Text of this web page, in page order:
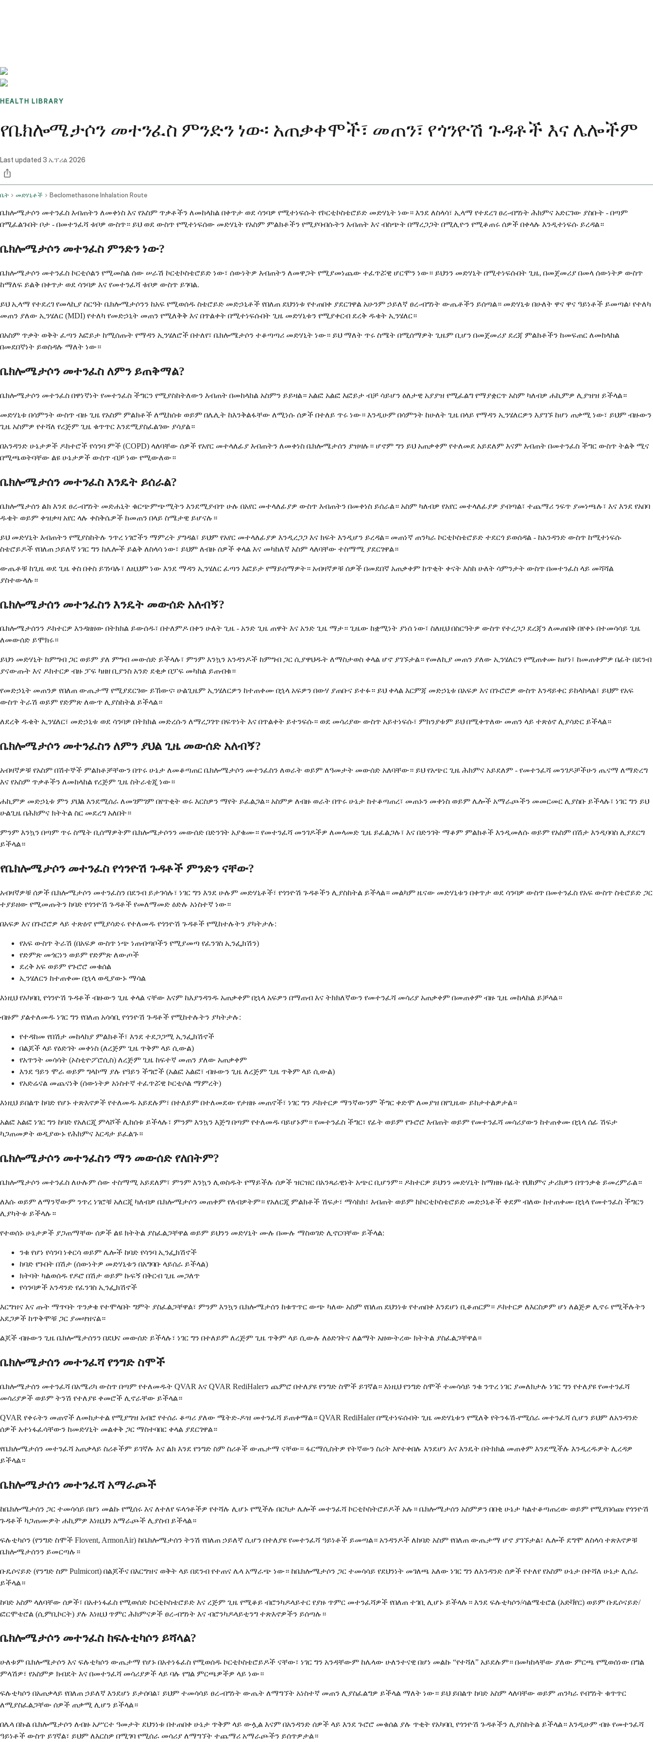
HEALTH LIBRARY
የቤክሎሜታሶን መተንፈስ ምንድን ነው፡ አጠቃቀሞች፣ መጠን፣ የጎንዮሽ ጉዳቶች እና ሌሎችም
Last updated 3 ኤፕሪል 2026
ቤት መድሃኒቶች Beclomethasone Inhalation Route
ቤክሎሜታሶን መተንፈስ እብጠትን ለመቀነስ እና የአስም ጥቃቶችን ለመከላከል በቀጥታ ወደ ሳንባዎ የሚተነፍሱት የኮርቲኮስቴሮይድ መድሃኒት ነው። እንደ ለስላሳ፣ ኢላማ የተደረገ ፀረ-ብግነት ሕክምና አድርገው ያስቡት - በጣም
በሚፈልጉበት ቦታ - በመተንፈሻ ቱቦዎ ውስጥ። ይህ ወደ ውስጥ የሚተነፍሰው መድሃኒት የአስም ምልክቶችን የሚያባብሱትን እብጠት እና ብስጭት በማረጋጋት በሚሊዮን የሚቆጠሩ ሰዎች በቀላሉ እንዲተነፍሱ ይረዳል።
ቤክሎሜታሶን መተንፈስ ምንድን ነው?
ቤክሎሜታሶን መተንፈስ ኮርቲሶልን የሚመስል ሰው ሠራሽ ኮርቲኮስቴሮይድ ነው፣ ሰውነትዎ እብጠትን ለመዋጋት የሚያመነጨው ተፈጥሯዊ ሆርሞን ነው። ይህንን መድሃኒት በሚተነፍሱበት ጊዜ, በመጀመሪያ በመላ ሰውነትዎ ውስጥ
ከማለፍ ይልቅ በቀጥታ ወደ ሳንባዎ እና የመተንፈሻ ቱቦዎ ውስጥ ይገባል.
ይህ ኢላማ የተደረገ የመላኪያ ስርዓት ቤክሎሜታሶንን ከአፍ የሚወሰዱ ስቴሮይድ መድኃኒቶች የበለጠ ደህንነቱ የተጠበቀ ያደርገዋል አሁንም ኃይለኛ ፀረ-ብግነት ውጤቶችን ይሰጣል። መድሃኒቱ በሁለት ዋና ዋና ዓይነቶች ይመጣል፡ የተለካ
መጠን ያለው ኢንሄለር (MDI) የተለካ የመድኃኒት መጠን የሚለቅቅ እና በጥልቀት በሚተነፍሱበት ጊዜ መድሃኒቱን የሚያቀርብ ደረቅ ዱቄት ኢንሄለር።
በአስም ጥቃት ወቅት ፈጣን እፎይታ ከሚሰጡት የማዳን ኢንሄለሮች በተለየ፣ ቤክሎሜታሶን ተቆጣጣሪ መድሃኒት ነው። ይህ ማለት ጥሩ ስሜት በሚሰማዎት ጊዜም ቢሆን በመጀመሪያ ደረጃ ምልክቶችን ከመፍጠር ለመከላከል
በመደበኛነት ይወስዳሉ ማለት ነው።
ቤክሎሜታሶን መተንፈስ ለምን ይጠቅማል?
ቤክሎሜታሶን መተንፈስ በዋነኛነት የመተንፈስ ችግርን የሚያስከትለውን እብጠት በመከላከል አስምን ይይዛል። አልፎ አልፎ እፎይታ ብቻ ሳይሆን ዕለታዊ አያያዝ የሚፈልግ የማያቋርጥ አስም ካለብዎ ሐኪምዎ ሊያዝዝ ይችላል።
መድሃኒቱ በሳምንት ውስጥ ብዙ ጊዜ የአስም ምልክቶች ለሚከሰቱ ወይም በሌሊት ከእንቅልፋቸው ለሚነሱ ሰዎች በተለይ ጥሩ ነው። እንዲሁም በሳምንት ከሁለት ጊዜ በላይ የማዳን ኢንሄለርዎን እያገኙ ከሆነ ጠቃሚ ነው፣ ይህም ብዙውን
ጊዜ አስምዎ የተሻለ የረጅም ጊዜ ቁጥጥር እንደሚያስፈልገው ያሳያል።
በአንዳንድ ሁኔታዎች ዶክተሮች የሳንባ ምች (COPD) ላለባቸው ሰዎች የአየር መተላለፊያ እብጠትን ለመቀነስ ቤክሎሜታሰን ያዝዛሉ። ሆኖም ግን ይህ አጠቃቀም የተለመደ አይደለም እናም እብጠት በመተንፈስ ችግር ውስጥ ትልቅ ሚና
በሚጫወትባቸው ልዩ ሁኔታዎች ውስጥ ብቻ ነው የሚውለው።
ቤክሎሜታሰን መተንፈስ እንዴት ይሰራል?
ቤክሎሜታሰን ልክ እንደ ፀረ-ብግነት መድሐኒት ቁርጭምጭሚትን እንደሚያብጥ ሁሉ በአየር መተላለፊያዎ ውስጥ እብጠትን በመቀነስ ይሰራል። አስም ካለብዎ የአየር መተላለፊያዎ ያብጣል፣ ተጨማሪ ንፍጥ ያመነጫሉ፣ እና እንደ የአበባ
ዱቄት ወይም ቀዝቃዛ አየር ላሉ ቀስቅሴዎች ከመጠን በላይ ስሜታዊ ይሆናሉ።
ይህ መድሃኒት እብጠትን የሚያስከትሉ ንጥረ ነገሮችን ማምረት ያግዳል፣ ይህም የአየር መተላለፊያዎ እንዲረጋጋ እና ክፍት እንዲሆን ይረዳል። መጠነኛ ጠንካራ ኮርቲኮስቴሮይድ ተደርጎ ይወሰዳል - ከአንዳንድ ውስጥ ከሚተነፍሱ
ስቴሮይዶች የበለጠ ኃይለኛ ነገር ግን ከሌሎች ይልቅ ለስላሳ ነው፣ ይህም ለብዙ ሰዎች ቀላል እና መካከለኛ አስም ላለባቸው ተስማሚ ያደርገዋል።
ውጤቶቹ ከጊዜ ወደ ጊዜ ቀስ በቀስ ይገነባሉ፣ ለዚህም ነው እንደ ማዳን ኢንሄለር ፈጣን እፎይታ የማይሰማዎት። አብዛኛዎቹ ሰዎች በመደበኛ አጠቃቀም ከጥቂት ቀናት እስከ ሁለት ሳምንታት ውስጥ በመተንፈስ ላይ መሻሻል
ያስተውላሉ።
ቤክሎሜታሰን መተንፈስን እንዴት መውሰድ አለብኝ?
ቤክሎሜታሰንን ዶክተርዎ እንዳዘዘው በትክክል ይውሰዱ፣ በተለምዶ በቀን ሁለት ጊዜ - አንድ ጊዜ ጠዋት እና አንድ ጊዜ ማታ። ጊዜው ከቋሚነት ያነሰ ነው፣ ስለዚህ በስርዓትዎ ውስጥ የተረጋጋ ደረጃን ለመጠበቅ በየቀኑ በተመሳሳይ ጊዜ
ለመውሰድ ይሞክሩ።
ይህን መድሃኒት ከምግብ ጋር ወይም ያለ ምግብ መውሰድ ይችላሉ፣ ምንም እንኳን አንዳንዶች ከምግብ ጋር ሲያዋህዱት ለማስታወስ ቀላል ሆኖ ያገኙታል። የመለኪያ መጠን ያለው ኢንሄለርን የሚጠቀሙ ከሆነ፣ ከመጠቀምዎ በፊት በደንብ
ያናውጡት እና ዶክተርዎ ብዙ ፓፍ ካዘዘ ቢያንስ አንድ ደቂቃ በፓፍ መካከል ይጠብቁ።
የመድኃኒት መጠንዎ የበለጠ ውጤታማ የሚያደርገው ይኸውና፡ ሁልጊዜም ኢንሄለርዎን ከተጠቀሙ በኋላ አፍዎን በውሃ ያጠቡና ይተፉ። ይህ ቀላል እርምጃ መድኃኒቱ በአፍዎ እና በጉሮሮዎ ውስጥ እንዳይቀር ይከላከላል፣ ይህም የአፍ
ውስጥ ትራሽ ወይም የድምጽ ለውጥ ሊያስከትል ይችላል።
ለደረቅ ዱቄት ኢንሄለር፣ መድኃኒቱ ወደ ሳንባዎ በትክክል መድረሱን ለማረጋገጥ በፍጥነት እና በጥልቀት ይተንፍሱ። ወደ መሳሪያው ውስጥ አይተነፍሱ፣ ምክንያቱም ይህ በሚቀጥለው መጠን ላይ ተጽዕኖ ሊያሳድር ይችላል።
ቤክሎሜታሶን መተንፈስን ለምን ያህል ጊዜ መውሰድ አለብኝ?
አብዛኛዎቹ የአስም በሽተኞች ምልክቶቻቸውን በጥሩ ሁኔታ ለመቆጣጠር ቤክሎሜታሶን መተንፈስን ለወራት ወይም ለዓመታት መውሰድ አለባቸው። ይህ የአጭር ጊዜ ሕክምና አይደለም - የመተንፈሻ መንገዶቻችሁን ጤናማ ለማድረግ
እና የአስም ጥቃቶችን ለመከላከል የረጅም ጊዜ ስትራቴጂ ነው።
ሐኪምዎ መድኃኒቱ ምን ያህል እንደሚሰራ ለመገምገም በየጥቂት ወሩ እርስዎን ማየት ይፈልጋል። አስምዎ ለብዙ ወራት በጥሩ ሁኔታ ከተቆጣጠረ፣ መጠኑን መቀነስ ወይም ሌሎች አማራጮችን መመርመር ሊያስቡ ይችላሉ፣ ነገር ግን ይህ
ሁልጊዜ በሕክምና ክትትል ስር መደረግ አለበት።
ምንም እንኳን በጣም ጥሩ ስሜት ቢሰማዎትም ቤክሎሜታሶንን መውሰድ በድንገት አያቁሙ። የመተንፈሻ መንገዶችዎ ለመላመድ ጊዜ ይፈልጋሉ፣ እና በድንገት ማቆም ምልክቶች እንዲመለሱ ወይም የአስም በሽታ እንዲባባስ ሊያደርግ
ይችላል።
የቤክሎሜታሶን መተንፈስ የጎንዮሽ ጉዳቶች ምንድን ናቸው?
አብዛኛዎቹ ሰዎች ቤክሎሜታሶን መተንፈስን በደንብ ይታገሳሉ፣ ነገር ግን እንደ ሁሉም መድሃኒቶች፣ የጎንዮሽ ጉዳቶችን ሊያስከትል ይችላል። መልካም ዜናው መድሃኒቱን በቀጥታ ወደ ሳንባዎ ውስጥ በመተንፈስ የአፍ ውስጥ ስቴሮይድ ጋር
ተያይዘው የሚመጡትን ከባድ የጎንዮሽ ጉዳቶች የመለማመድ ዕድሉ አነስተኛ ነው።
በአፍዎ እና በጉሮሮዎ ላይ ተጽዕኖ የሚያሳድሩ የተለመዱ የጎንዮሽ ጉዳቶች የሚከተሉትን ያካትታሉ:
የአፍ ውስጥ ትራሽ (በአፍዎ ውስጥ ነጭ ነጠብጣቦችን የሚያመጣ የፈንገስ ኢንፌክሽን)
የድምጽ መጎርነን ወይም የድምጽ ለውጦች
ደረቅ አፍ ወይም የጉሮሮ መቁሰል
ኢንሄለርን ከተጠቀሙ በኋላ ወዲያውኑ ማሳል
እነዚህ የአካባቢ የጎንዮሽ ጉዳቶች ብዙውን ጊዜ ቀላል ናቸው እናም ከእያንዳንዱ አጠቃቀም በኋላ አፍዎን በማጠብ እና ትክክለኛውን የመተንፈሻ መሳሪያ አጠቃቀም በመጠቀም ብዙ ጊዜ መከላከል ይቻላል።
ብዙም ያልተለመዱ ነገር ግን የበለጠ አሳሳቢ የጎንዮሽ ጉዳቶች የሚከተሉትን ያካትታሉ:
የተዳከመ የበሽታ መከላከያ ምልክቶች፣ እንደ ተደጋጋሚ ኢንፌክሽኖች
በልጆች ላይ የዕድገት መቀነስ (ለረጅም ጊዜ ጥቅም ላይ ሲውል)
የአጥንት መሳሳት (ኦስቲዮፖሮሲስ) ለረጅም ጊዜ ከፍተኛ መጠን ያለው አጠቃቀም
እንደ ዓይን ሞራ ወይም ግላኮማ ያሉ የዓይን ችግሮች (አልፎ አልፎ፣ ብዙውን ጊዜ ለረጅም ጊዜ ጥቅም ላይ ሲውል)
የአድሬናል መጨናነቅ (ሰውነትዎ አነስተኛ ተፈጥሯዊ ኮርቲሶል ማምረት)
እነዚህ ይበልጥ ከባድ የሆኑ ተጽእኖዎች የተለመዱ አይደሉም፣ በተለይም በተለመደው የታዘዙ መጠኖች፣ ነገር ግን ዶክተርዎ ማንኛውንም ችግር ቀድሞ ለመያዝ በየጊዜው ይከታተልዎታል።
አልፎ አልፎ ነገር ግን ከባድ የአለርጂ ምላሾች ሊከሰቱ ይችላሉ፣ ምንም እንኳን እጅግ በጣም የተለመዱ ባይሆኑም። የመተንፈስ ችግር፣ የፊት ወይም የጉሮሮ እብጠት ወይም የመተንፈሻ መሳሪያውን ከተጠቀሙ በኋላ ሰፊ ሽፍታ
ካጋጠመዎት ወዲያውኑ የሕክምና እርዳታ ይፈልጉ።
ቤክሎሜታሶን መተንፈስን ማን መውሰድ የለበትም?
ቤክሎሜታሶን መተንፈስ ለሁሉም ሰው ተስማሚ አይደለም፣ ምንም እንኳን ሊወስዱት የማይችሉ ሰዎች ዝርዝር በአንጻራዊነት አጭር ቢሆንም። ዶክተርዎ ይህንን መድሃኒት ከማዘዙ በፊት የህክምና ታሪክዎን በጥንቃቄ ይመረምራል።
ለእሱ ወይም ለማንኛውም ንጥረ ነገሮቹ አለርጂ ካለብዎ ቤክሎሜታሶን መጠቀም የለብዎትም። የአለርጂ ምልክቶች ሽፍታ፣ ማሳከክ፣ እብጠት ወይም ከኮርቲኮስቴሮይድ መድኃኒቶች ቀደም ብለው ከተጠቀሙ በኋላ የመተንፈስ ችግርን
ሊያካትቱ ይችላሉ።
የተወሰኑ ሁኔታዎች ያጋጠማቸው ሰዎች ልዩ ክትትል ያስፈልጋቸዋል ወይም ይህንን መድሃኒት ሙሉ በሙሉ ማስወገድ ሊኖርባቸው ይችላል:
ንቁ የሆነ የሳንባ ነቀርሳ ወይም ሌሎች ከባድ የሳንባ ኢንፌክሽኖች
ከባድ የጉበት በሽታ (ሰውነትዎ መድሃኒቱን በአግባቡ ላይሰራ ይችላል)
ክትባት ካልወሰዱ የዶሮ በሽታ ወይም ኩፍኝ በቅርብ ጊዜ መጋለጥ
የሳንባዎች አንዳንድ የፈንገስ ኢንፌክሽኖች
እርግዝና እና ጡት ማጥባት ጥንቃቄ የተሞላበት ግምት ያስፈልጋቸዋል፣ ምንም እንኳን ቤክሎሜታሰን ከቁጥጥር ውጭ ካለው አስም የበለጠ ደህንነቱ የተጠበቀ እንደሆነ ቢቆጠርም። ዶክተርዎ ለእርስዎም ሆነ ለልጅዎ ሊኖሩ የሚችሉትን
አደጋዎች ከጥቅሞቹ ጋር ያመዛዝናል።
ልጆች ብዙውን ጊዜ ቤክሎሜታሰንን በደህና መውሰድ ይችላሉ፣ ነገር ግን በተለይም ለረጅም ጊዜ ጥቅም ላይ ሲውሉ ለዕድገትና ለልማት አዘውትረው ክትትል ያስፈልጋቸዋል።
ቤክሎሜታሰን መተንፈሻ የንግድ ስሞች
ቤክሎሜታሰን መተንፈሻ በአሜሪካ ውስጥ በጣም የተለመዱት QVAR እና QVAR RediHalerን ጨምሮ በተለያዩ የንግድ ስሞች ይገኛል። እነዚህ የንግድ ስሞች ተመሳሳይ ንቁ ንጥረ ነገር ያመለክታሉ ነገር ግን የተለያዩ የመተንፈሻ
መሳሪያዎች ወይም ትንሽ የተለያዩ ቀመሮች ሊኖራቸው ይችላል።
QVAR የቀሩትን መጠኖች ለመከታተል የሚያግዝ አብሮ የተሰራ ቆጣሪ ያለው ሜትድ-ዶዝ መተንፈሻ ይጠቀማል። QVAR RediHaler በሚተነፍሱበት ጊዜ መድሃኒቱን የሚለቅ የትንፋሽ-የሚሰራ መተንፈሻ ሲሆን ይህም ለአንዳንድ
ሰዎች አተነፋፈሳቸውን ከመድሃኒት መልቀቅ ጋር ማስተባበር ቀላል ያደርገዋል።
የቤክሎሜታሰን መተንፈሻ አጠቃላይ ስሪቶችም ይገኛሉ እና ልክ እንደ የንግድ ስም ስሪቶች ውጤታማ ናቸው። ፋርማሲስትዎ የትኛውን ስሪት እየተቀበሉ እንደሆነ እና እንዴት በትክክል መጠቀም እንደሚችሉ እንዲረዱዎት ሊረዳዎ
ይችላል።
ቤክሎሜታሰን መተንፈሻ አማራጮች
ከቤክሎሜታሰን ጋር ተመሳሳይ በሆነ መልኩ የሚሰሩ እና ለተለየ ፍላጎቶችዎ የተሻሉ ሊሆኑ የሚችሉ በርካታ ሌሎች መተንፈሻ ኮርቲኮስትሮይዶች አሉ። ቤክሎሜታሰን አስምዎን በበቂ ሁኔታ ካልተቆጣጠረው ወይም የሚያበሳጩ የጎንዮሽ
ጉዳቶች ካጋጠሙዎት ሐኪምዎ እነዚህን አማራጮች ሊያስብ ይችላል።
ፍሉቲካሶን (የንግድ ስሞች Flovent, ArmonAir) ከቤክሎሜታሰን ትንሽ የበለጠ ኃይለኛ ሲሆን በተለያዩ የመተንፈሻ ዓይነቶች ይመጣል። አንዳንዶች ለከባድ አስም የበለጠ ውጤታማ ሆኖ ያገኙታል፣ ሌሎች ደግሞ ለስላሳ ተጽእኖዎቹ
ቤክሎሜታሰንን ይመርጣሉ።
ቡዴሶናይድ (የንግድ ስም Pulmicort) በልጆችና በእርግዝና ወቅት ላይ በደንብ የተጠና ሌላ አማራጭ ነው። ከቤክሎሜታሶን ጋር ተመሳሳይ የደህንነት መገለጫ አለው ነገር ግን ለአንዳንድ ሰዎች የተለየ የአስም ሁኔታ በተሻለ ሁኔታ ሊሰራ
ይችላል።
ከባድ አስም ላለባቸው ሰዎች፣ በአተነፋፈስ የሚወሰድ ኮርቲኮስቴሮይድ እና ረጅም ጊዜ የሚቆይ ብሮንካዶላይተር የያዙ ጥምር መተንፈሻዎች የበለጠ ተገቢ ሊሆኑ ይችላሉ። እንደ ፍሉቲካሶን/ሳልሜቴሮል (አድቫየር) ወይም ቡዴሶናይድ/
ፎርሞቴሮል (ሲምቢኮርት) ያሉ እነዚህ ጥምር ሕክምናዎች ፀረ-ብግነት እና ብሮንካዶላይቲንግ ተጽእኖዎችን ይሰጣሉ።
ቤክሎሜታሶን መተንፈስ ከፍሉቲካሶን ይሻላል?
ሁለቱም ቤክሎሜታሶን እና ፍሉቲካሶን ውጤታማ የሆኑ በአተነፋፈስ የሚወሰዱ ኮርቲኮስቴሮይዶች ናቸው፣ ነገር ግን አንዳቸውም ከሌላው ሁለንተናዊ በሆነ መልኩ “የተሻለ” አይደሉም። በመካከላቸው ያለው ምርጫ የሚወሰነው በግል
ምላሽዎ፣ የአስምዎ ክብደት እና በመተንፈሻ መሳሪያዎች ላይ ባሉ የግል ምርጫዎችዎ ላይ ነው።
ፍሉቲካሶን በአጠቃላይ የበለጠ ኃይለኛ እንደሆነ ይታሰባል፣ ይህም ተመሳሳይ ፀረ-ብግነት ውጤት ለማግኘት አነስተኛ መጠን ሊያስፈልግዎ ይችላል ማለት ነው። ይህ ይበልጥ ከባድ አስም ላለባቸው ወይም ጠንካራ የብግነት ቁጥጥር
ለሚያስፈልጋቸው ሰዎች ጠቃሚ ሊሆን ይችላል።
በሌላ በኩል ቤክሎሜታሶን ለብዙ አሥርተ ዓመታት ደህንነቱ በተጠበቀ ሁኔታ ጥቅም ላይ ውሏል እናም በአንዳንድ ሰዎች ላይ እንደ ጉሮሮ መቁሰል ያሉ ጥቂት የአካባቢ የጎንዮሽ ጉዳቶችን ሊያስከትል ይችላል። እንዲሁም ብዙ የመተንፈሻ
ዓይነቶች ውስጥ ይገኛል፣ ይህም ለእርስዎ በሚገባ የሚሰራ መሳሪያ ለማግኘት ተጨማሪ አማራጮችን ይሰጥዎታል።